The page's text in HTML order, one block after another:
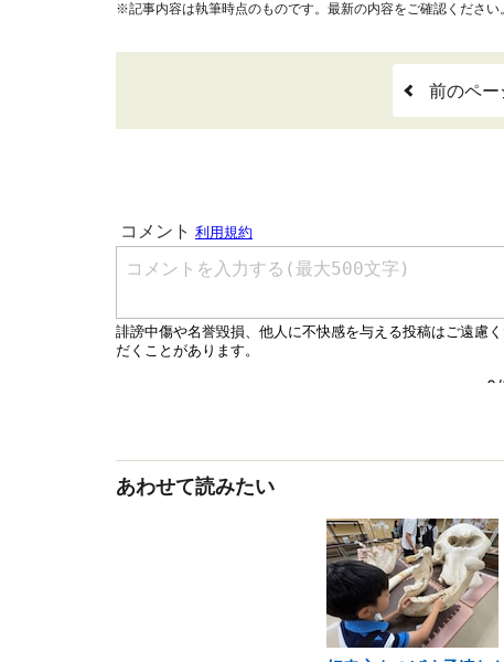
※記事内容は執筆時点のものです。最新の内容をご確認ください。
前のペー
あわせて読みたい